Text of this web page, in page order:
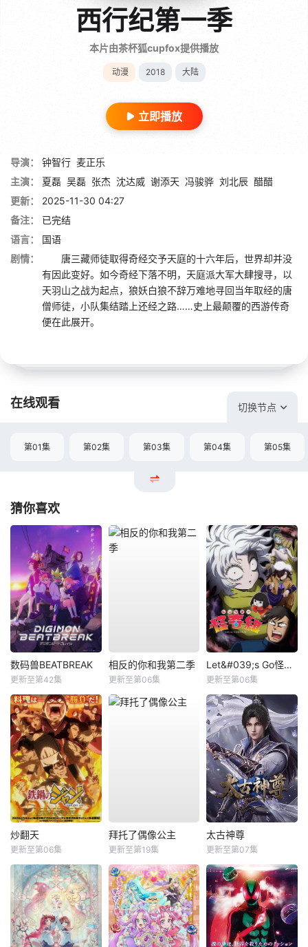
西行纪第一季
本片由茶杯狐cupfox提供播放
动漫 2018 大陆
立即播放
导演： 钟智行 麦正乐
主演：
夏磊 吴磊 张杰 沈达威 谢添天 冯骏骅 刘北辰 醋醋
更新：
2025-11-30 04:27
备注：
已完结
语言：
国语
剧情：
唐三藏师徒取得奇经交予天庭的十六年后，世界却并没
有因此变好。如今奇经下落不明，天庭派大军大肆搜寻，以
天羽山之战为起点，狼妖白狼不辞万难地寻回当年取经的唐
僧师徒，小队集结踏上还经之路……史上最颠覆的西游传奇
便在此展开。
在线观看 切换节点
第01集 第02集 第03集 第04集 第05集
猜你喜欢
数码兽BEATBREAK
更新至第42集
相反的你和我第二季
更新至第06集
Let&#039;s Go怪奇组
更新至第06集
炒翻天
更新至第06集
拜托了偶像公主
更新至第19集
太古神尊
更新至第07集